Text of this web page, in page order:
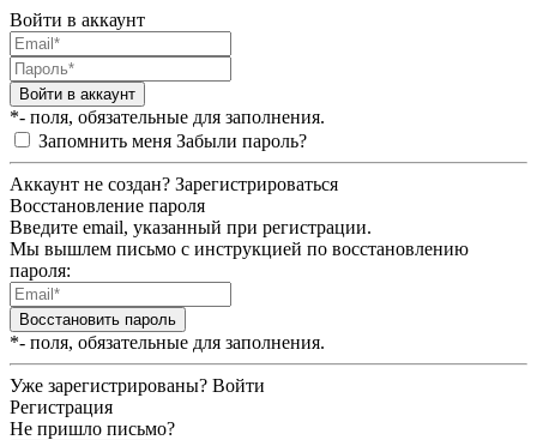
Войти в аккаунт
Войти в аккаунт
*- поля, обязательные для заполнения.
Запомнить меня Забыли пароль?
Аккаунт не создан? Зарегистрироваться
Восстановление пароля
Введите email, указанный при регистрации.
Мы вышлем письмо с инструкцией по восстановлению
пароля:
Восстановить пароль
*- поля, обязательные для заполнения.
Уже зарегистрированы? Войти
Регистрация
Не пришло письмо?